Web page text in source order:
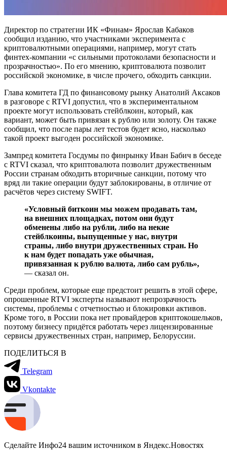
Директор по стратегии ИК «Финам» Ярослав Кабаков
сообщил изданию, что участниками эксперимента с
криптовалютными операциями, например, могут стать
финтех-компании «с сильными протоколами безопасности и
прозрачностью». По его мнению, криптовалюта позволит
российской экономике, в числе прочего, обходить санкции.
Глава комитета ГД по финансовому рынку Анатолий Аксаков
в разговоре с RTVI допустил, что в экспериментальном
проекте могут использовать стейблкоин, который, как
вариант, может быть привязан к рублю или золоту. Он также
сообщил, что после пары лет тестов будет ясно, насколько
такой проект выгоден российской экономике.
Зампред комитета Госдумы по финрынку Иван Бабич в беседе
с RTVI сказал, что криптовалюта позволит дружественным
России странам обходить вторичные санкции, потому что
вряд ли такие операции будут заблокированы, в отличие от
расчётов через систему SWIFT.
«Условный биткоин мы можем продавать там,
на внешних площадках, потом они будут
обменены либо на рубли, либо на некие
стейблкоины, выпущенные у нас, внутри
страны, либо внутри дружественных стран. Но
к нам будет попадать уже обычная,
привязанная к рублю валюта, либо сам рубль»,
— сказал он.
Среди проблем, которые еще предстоит решить в этой сфере,
опрошенные RTVI эксперты называют непрозрачность
системы, проблемы с отчетностью и блокировки активов.
Кроме того, в России пока нет провайдеров криптокошельков,
поэтому бизнесу придётся работать через лицензированные
сервисы дружественных стран, например, Белоруссии.
ПОДЕЛИТЬСЯ В
Telegram
Vkontakte
Сделайте Инфо24 вашим источником в Яндекс.Новостях